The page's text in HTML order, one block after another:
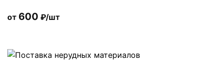
от 600 ₽/шт